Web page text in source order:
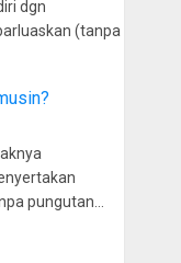
dgn
(tanpa
pungutan…